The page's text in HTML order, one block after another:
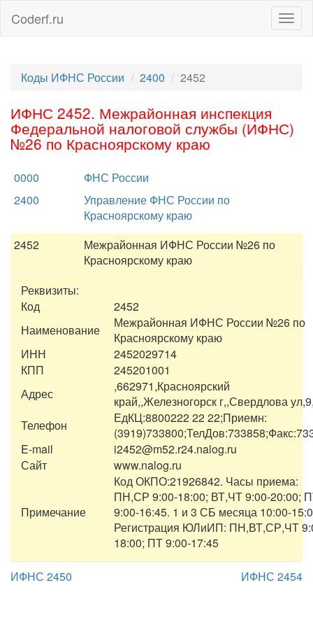
Coderf.ru
Коды ИФНС России 2400 2452
ИФНС 2452. Межрайонная инспекция
Федеральной налоговой службы (ИФНС)
№26 по Красноярскому краю
0000
ФНС России
2400
Управление ФНС России по
Красноярскому краю
2452
Межрайонная ИФНС России №26 по
Красноярскому краю
Реквизиты:
Код
2452
Наименование
Межрайонная ИФНС России №26 по
Красноярскому краю
ИНН
2452029714
КПП
245201001
Адрес
,662971,Красноярский
край,,Железногорск г,,Свердлова
Телефон
ЕдКЦ:8800222 22 22;Приемн:
E-mail
i2452@m52.r24.nalog.ru
Сайт
www.nalog.ru
Примечание
Код ОКПО:21926842. Часы приема:
ПН,СР 9:00-18:00; ВТ,ЧТ 9:00-20:00;
9:00-16:45. 1 и 3 СБ месяца 10:00-
Регистрация ЮЛиИП: ПН,ВТ,СР,ЧТ
18:00; ПТ 9:00-17:45
ИФНС 2450 ИФНС 2454